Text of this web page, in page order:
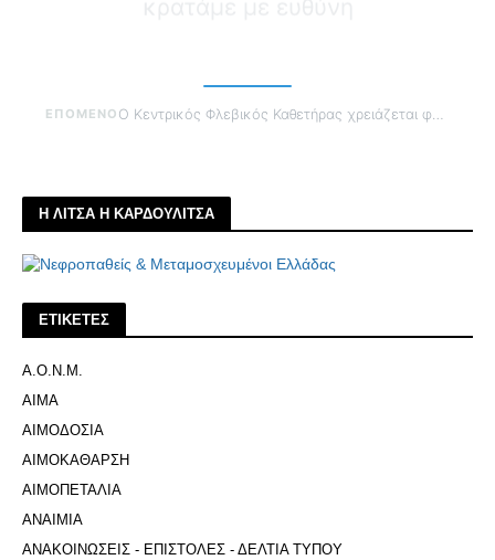
ΕΠΟΜΕΝΟΗ Φίστουλα ζητά δεξιότητα όχι αυθάδεια
Η ΛΙΤΣΑ Η ΚΑΡΔΟΥΛΙΤΣΑ
ΕΤΙΚΕΤΕΣ
Α.Ο.Ν.Μ.
ΑΙΜΑ
ΑΙΜΟΔΟΣΙΑ
ΑΙΜΟΚΑΘΑΡΣΗ
ΑΙΜΟΠΕΤΑΛΙΑ
ΑΝΑΙΜΙΑ
ΑΝΑΚΟΙΝΩΣΕΙΣ - ΕΠΙΣΤΟΛΕΣ - ΔΕΛΤΙΑ ΤΥΠΟΥ